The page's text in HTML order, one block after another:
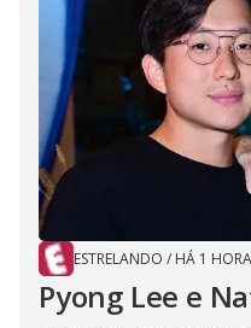
ESTRELANDO / HÁ 1 HORA
Pyong Lee e